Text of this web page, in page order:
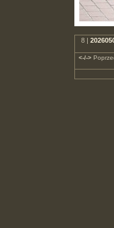
8 |
<-/->